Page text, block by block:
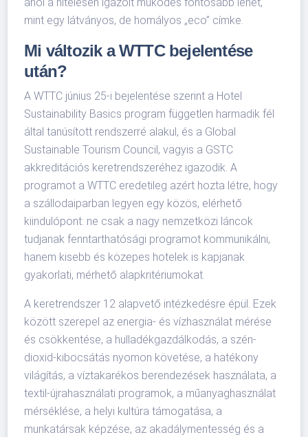
mint egy látványos, de homályos „eco” címke.
Mi változik a WTTC bejelentése
után?
A WTTC június 25-i bejelentése szerint a Hotel
Sustainability Basics program független harmadik fél
által tanúsított rendszerré alakul, és a Global
Sustainable Tourism Council, vagyis a GSTC
akkreditációs keretrendszeréhez igazodik. A
programot a WTTC eredetileg azért hozta létre, hogy
a szállodaiparban legyen egy közös, elérhető
kiindulópont: ne csak a nagy nemzetközi láncok
tudjanak fenntarthatósági programot kommunikálni,
hanem kisebb és közepes hotelek is kapjanak
gyakorlati, mérhető alapkritériumokat.
A keretrendszer 12 alapvető intézkedésre épül. Ezek
között szerepel az energia- és vízhasználat mérése
és csökkentése, a hulladékgazdálkodás, a szén-
dioxid-kibocsátás nyomon követése, a hatékony
világítás, a víztakarékos berendezések használata, a
textil-újrahasználati programok, a műanyaghasználat
mérséklése, a helyi kultúra támogatása, a
munkatársak képzése, az akadálymentesség és a